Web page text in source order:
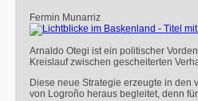
Fermin Munarriz
Arnaldo Otegi ist ein politischer
Kreislauf zwischen gescheiterten
Diese neue Strategie erzeugte in den
von Logroño heraus begleitet, denn